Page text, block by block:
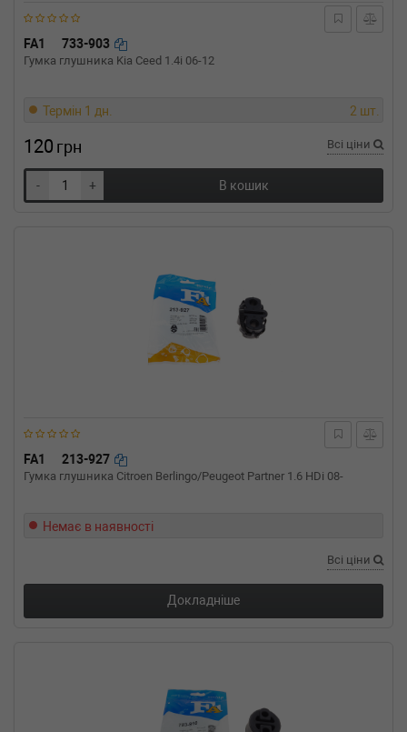
FA1 733-903
Гумка глушника Kia Ceed 1.4i 06-12
Термін 1 дн. 2 шт.
120 грн Всі ціни
- + В кошик
FA1 213-927
Гумка глушника Citroen Berlingo/Peugeot Partner 1.6 HDi 08-
Немає в наявності
Всі ціни
Докладніше